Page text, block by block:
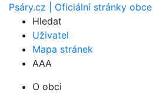
Psáry.cz | Oficiální stránky obce
Hledat
Uživatel
Mapa stránek
AAA
O obci